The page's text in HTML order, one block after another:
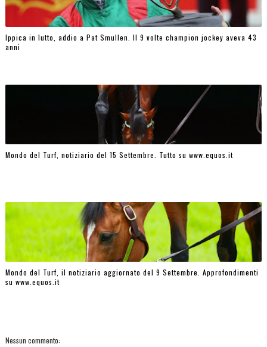
Ippica in lutto, addio a Pat Smullen. Il 9 volte champion jockey aveva 43
anni
Mondo del Turf, notiziario del 15 Settembre. Tutto su www.equos.it
Mondo del Turf, il notiziario aggiornato del 9 Settembre. Approfondimenti
su www.equos.it
Nessun commento: